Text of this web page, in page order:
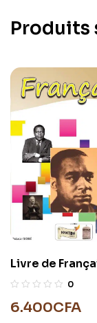
Produits
Livre de
0
6.400CFA